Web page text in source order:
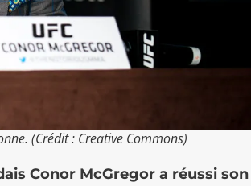
(Crédit : Creative Commons)
Conor McGregor a réussi son